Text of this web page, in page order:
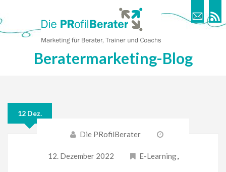
Beratermarketing-Blog
12 Dez.
Die PRofilBerater
12. Dezember 2022 E-Learning,